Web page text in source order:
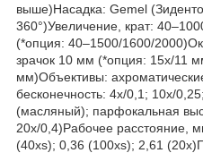
выше)Насадка: Gemel
360°)Увеличение, крат:
(*опция: 40–1500/1600/
зрачок 10 мм (*опция: 15x/11
мм)Объективы:
бесконечность: 4x/0,1; 10x/
(масляный); парфокальная
20x/0,4)Рабочее расстояние,
(40xs); 0,36 (100xs); 2,61